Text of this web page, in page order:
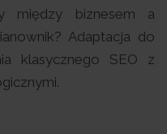
między biznesem a
Adaptacja do
klasycznego SEO z